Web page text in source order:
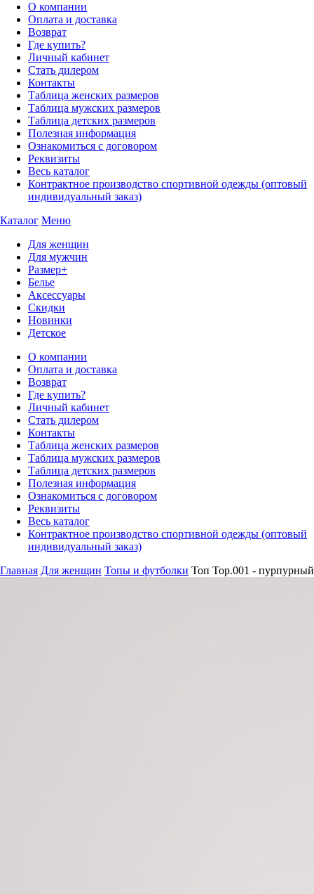
О компании
Оплата и доставка
Возврат
Где купить?
Личный кабинет
Стать дилером
Контакты
Таблица женских размеров
Таблица мужских размеров
Таблица детских размеров
Полезная информация
Ознакомиться с договором
Реквизиты
Весь каталог
Контрактное производство спортивной одежды (оптовый
индивидуальный заказ)
Каталог Меню
Для женщин
Для мужчин
Размер+
Белье
Аксессуары
Скидки
Новинки
Детское
О компании
Оплата и доставка
Возврат
Где купить?
Личный кабинет
Стать дилером
Контакты
Таблица женских размеров
Таблица мужских размеров
Таблица детских размеров
Полезная информация
Ознакомиться с договором
Реквизиты
Весь каталог
Контрактное производство спортивной одежды (оптовый
индивидуальный заказ)
Главная Для женщин Топы и футболки Топ Top.001 - пурпурный